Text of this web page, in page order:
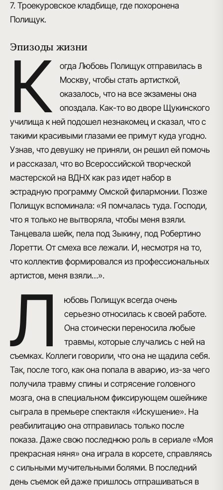
7. Троекуровское кладбище, где похоронена
Полищук.
Эпизоды жизни
К
огда Любовь Полищук отправилась в
Москву, чтобы стать артисткой,
оказалось, что на все экзамены она
опоздала. Как-то во дворе Щукинского
училища к ней подошел незнакомец и сказал, что с
такими красивыми глазами ее примут куда угодно.
Узнав, что девушку не приняли, он решил ей помочь
и рассказал, что во Всероссийской творческой
мастерской на ВДНХ как раз идет набор в
эстрадную программу Омской филармонии. Позже
Полищук вспоминала: «Я помчалась туда. Господи,
что я только не вытворяла, чтобы меня взяли.
Танцевала шейк, пела под Зыкину, под Робертино
Лоретти. От смеха все лежали. И, несмотря на то,
что коллектив формировался из профессиональных
артистов, меня взяли…».
Л
юбовь Полищук всегда очень
серьезно относилась к своей работе.
Она стоически переносила любые
травмы, которые случались с ней на
съемках. Коллеги говорили, что она не щадила себя.
Так, после того, как она попала в аварию, из-за чего
получила травму спины и сотрясение головного
мозга, она в специальном фиксирующем ошейнике
сыграла в премьере спектакля «Искушение». На
реабилитацию она отправилась только после
показа. Даже свою последнюю роль в сериале «Моя
прекрасная няня» она играла в корсете, справляясь
с сильными мучительными болями. В последний
день съемок ей даже пришлось отпрашиваться в